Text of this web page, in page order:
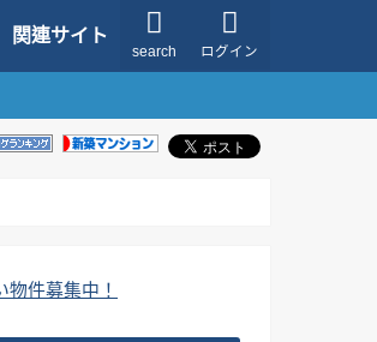
ログイン
search
関連サイト